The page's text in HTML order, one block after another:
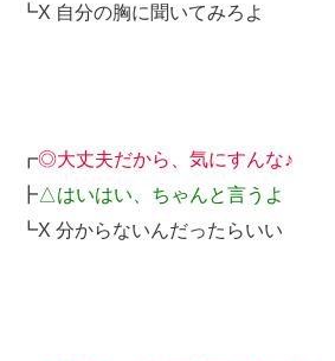
┗X 自分の胸に聞いてみろよ
┏◎大丈夫だから、気にすんな♪
┣△はいはい、ちゃんと言うよ
┗X 分からないんだったらいい